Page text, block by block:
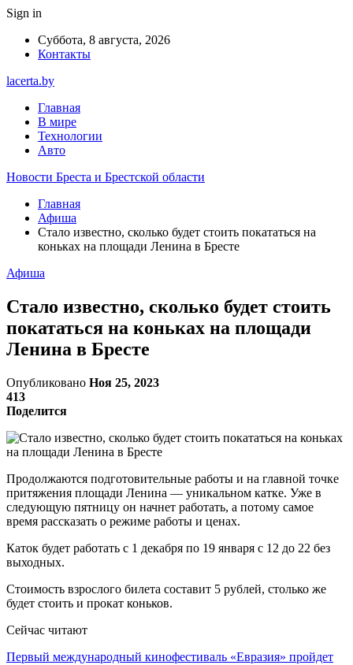
Sign in
Суббота, 8 августа, 2026
Контакты
lacerta.by
Главная
В мире
Технологии
Авто
Новости Бреста и Брестской области
Главная
Афиша
Стало известно, сколько будет стоить покататься на
коньках на площади Ленина в Бресте
Афиша
Стало известно, сколько будет стоить
покататься на коньках на площади
Ленина в Бресте
Опубликовано Ноя 25, 2023
413
Поделится
Продолжаются подготовительные работы и на главной точке
притяжения площади Ленина — уникальном катке. Уже в
следующую пятницу он начнет работать, а потому самое
время рассказать о режиме работы и ценах.
Каток будет работать с 1 декабря по 19 января с 12 до 22 без
выходных.
Стоимость взрослого билета составит 5 рублей, столько же
будет стоить и прокат коньков.
Сейчас читают
Первый международный кинофестиваль «Евразия» пройдет